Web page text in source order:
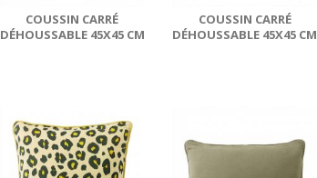
COUSSIN CARRÉ
DÉHOUSSABLE 45X45 CM
COUSSIN CARRÉ
DÉHOUSSABLE 45X45 CM